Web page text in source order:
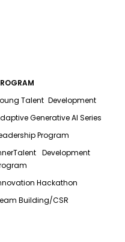
Talent Development
Generative AI Series
Program
Development
Hackathon
Building/CSR